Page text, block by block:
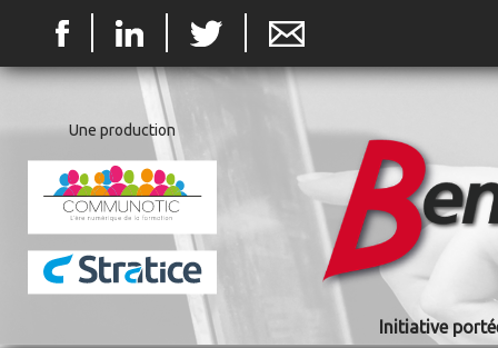
Initiative
Une production